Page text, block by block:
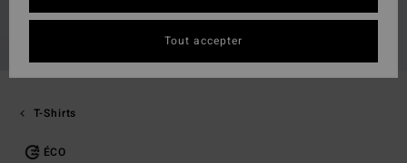
T-Shirts
ÉCO
Tout accepter